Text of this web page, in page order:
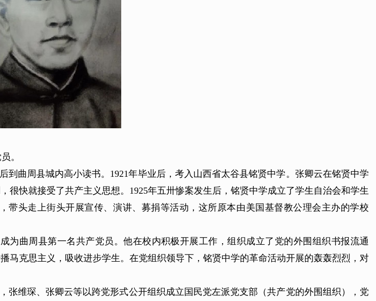
。
曲周县城内高小读书。1921年毕业后，考入山西省太谷县铭贤中学。张卿云在铭贤中学
快就接受了共产主义思想。1925年五卅惨案发生后，铭贤中学成立了学生自治会和学生
头走上街头开展宣传、演讲、募捐等活动，这所原本由美国基督教公理会主办的学校
为曲周县第一名共产党员。他在校内积极开展工作，组织成立了党的外围组织书报流通
马克思主义，吸收进步学生。在党组织领导下，铭贤中学的革命活动开展的轰轰烈烈，对
张维琛、张卿云等以跨党形式公开组织成立国民党左派党支部（共产党的外围组织），党